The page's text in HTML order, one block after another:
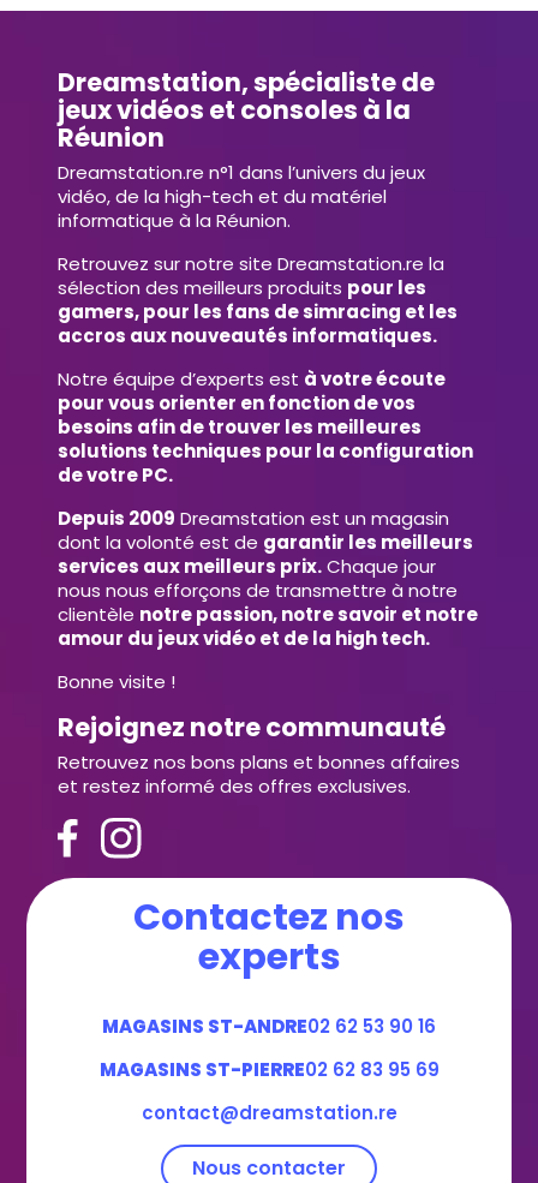
Dreamstation, spécialiste de
jeux vidéos et consoles à la
Réunion
Dreamstation.re n°1 dans l’univers du jeux
vidéo, de la high-tech et du matériel
informatique à la Réunion.
Retrouvez sur notre site Dreamstation.re la
sélection des meilleurs produits pour les
gamers, pour les fans de simracing et les
accros aux nouveautés informatiques.
Notre équipe d’experts est à votre écoute
pour vous orienter en fonction de vos
besoins afin de trouver les meilleures
solutions techniques pour la configuration
de votre PC.
Depuis 2009 Dreamstation est un magasin
dont la volonté est de garantir les meilleurs
services aux meilleurs prix.Chaque jour
nous nous efforçons de transmettre à notre
clientèle notre passion, notre savoir et notre
amour du jeux vidéo et de la high tech.
Bonne visite !
Rejoignez notre communauté
Retrouvez nos bons plans et bonnes affaires
et restez informé des offres exclusives.
Contactez nos
experts
MAGASINS ST-ANDRE02 62 53 90 16
MAGASINS ST-PIERRE02 62 83 95 69
contact@dreamstation.re
Nous contacter